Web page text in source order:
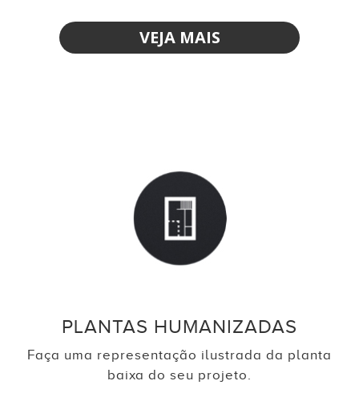
VEJA MAIS
PLANTAS HUMANIZADAS
Faça uma representação ilustrada da planta
baixa do seu projeto.